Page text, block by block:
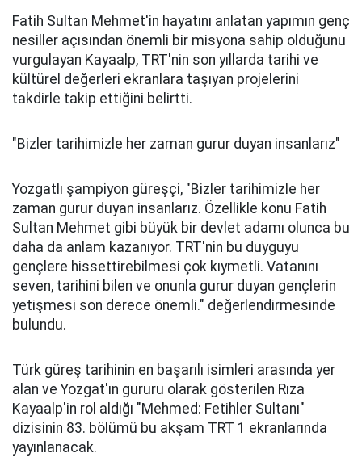
Fatih Sultan Mehmet'in hayatını anlatan yapımın genç
nesiller açısından önemli bir misyona sahip olduğunu
vurgulayan Kayaalp, TRT'nin son yıllarda tarihi ve
kültürel değerleri ekranlara taşıyan projelerini
takdirle takip ettiğini belirtti.
"Bizler tarihimizle her zaman gurur duyan insanlarız"
Yozgatlı şampiyon güreşçi, "Bizler tarihimizle her
zaman gurur duyan insanlarız. Özellikle konu Fatih
Sultan Mehmet gibi büyük bir devlet adamı olunca bu
daha da anlam kazanıyor. TRT'nin bu duyguyu
gençlere hissettirebilmesi çok kıymetli. Vatanını
seven, tarihini bilen ve onunla gurur duyan gençlerin
yetişmesi son derece önemli." değerlendirmesinde
bulundu.
Türk güreş tarihinin en başarılı isimleri arasında yer
alan ve Yozgat'ın gururu olarak gösterilen Rıza
Kayaalp'in rol aldığı "Mehmed: Fetihler Sultanı"
dizisinin 83. bölümü bu akşam TRT 1 ekranlarında
yayınlanacak.